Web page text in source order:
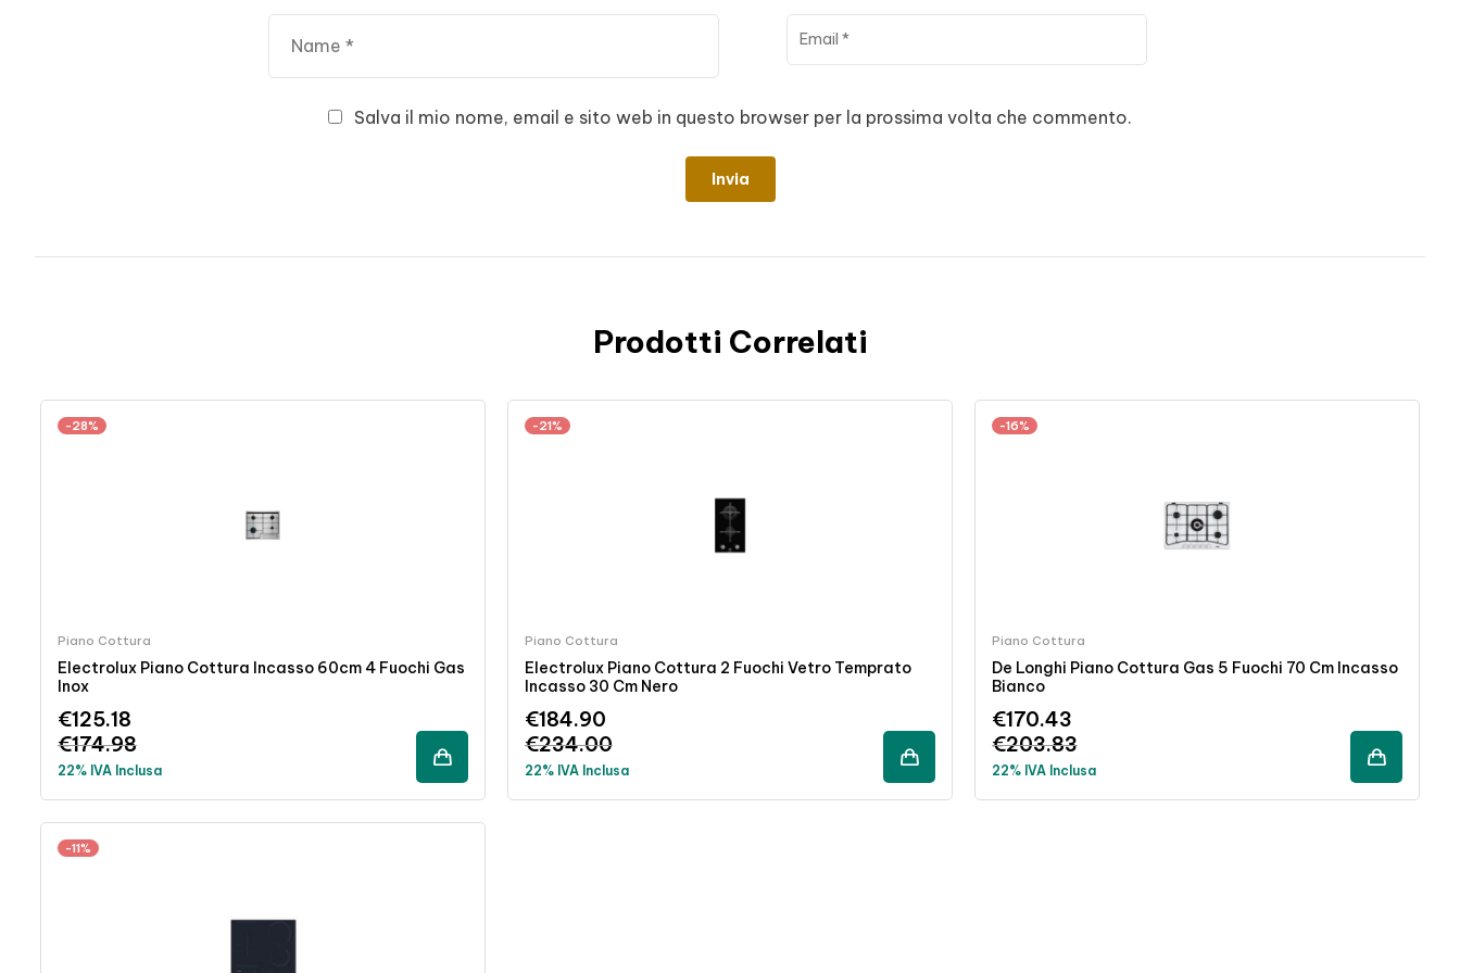
Salva il mio nome, email e sito web in questo browser per la prossima volta che commento.
Prodotti Correlati
-28%
Piano Cottura
Electrolux Piano Cottura Incasso 60cm 4 Fuochi Gas
Inox
€174.98
€125.18
22% IVA Inclusa
-21%
Piano Cottura
Electrolux Piano Cottura 2 Fuochi Vetro Temprato
Incasso 30 Cm Nero
€234.00
€184.90
22% IVA Inclusa
-16%
Piano Cottura
De Longhi Piano Cottura Gas 5 Fuochi 70 Cm Incasso
Bianco
€203.83
€170.43
22% IVA Inclusa
-11%